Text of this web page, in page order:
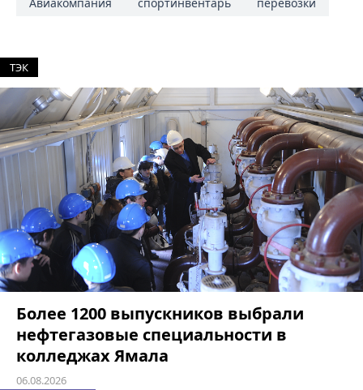
ТЭК
Более 1200 выпускников выбрали
нефтегазовые специальности в
колледжах Ямала
06.08.2026